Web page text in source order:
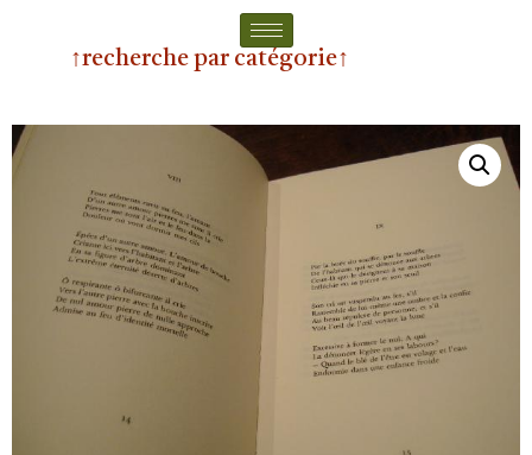
↑recherche par catégorie↑